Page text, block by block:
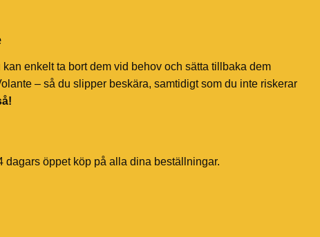
enkelt ta bort dem vid behov och sätta tillbaka dem
– så du slipper beskära, samtidigt som du inte riskerar
öppet köp på alla dina beställningar.